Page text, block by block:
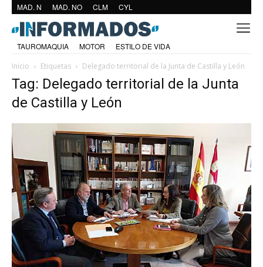
MAD. N MAD. NO CLM CYL
TAUROMAQUIA MOTOR
ESTILO DE VIDA
Inicio
Etiquetas Delegado territorial de la Junta de Castilla y León
Tag: Delegado territorial de la Junta
de Castilla y León